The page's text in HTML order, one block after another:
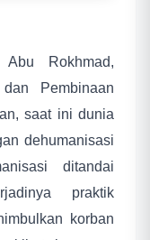
Rokhmad,
Pembinaan
saat ini dunia
dehumanisasi
ditandai
praktik
korban